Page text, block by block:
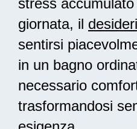
stress
giornata, il
sentirsi
in un bagno
necessario
trasformandosi